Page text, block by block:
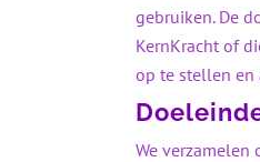
gebruiken. De
KernKracht of
op te stellen en
We